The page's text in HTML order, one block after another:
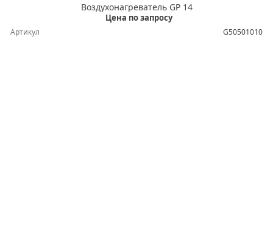
Воздухонагреватель GP 14
Цена по запросу
Артикул G50501010